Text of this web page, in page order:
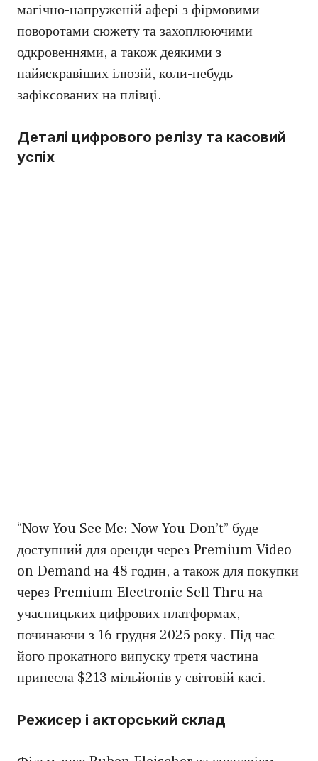
магічно-напруженій афері з фірмовими
поворотами сюжету та захоплюючими
одкровеннями, а також деякими з
найяскравіших ілюзій, коли-небудь
зафіксованих на плівці.
Деталі цифрового релізу та касовий
успіх
“Now You See Me: Now You Don’t” буде
доступний для оренди через Premium Video
on Demand на 48 годин, а також для покупки
через Premium Electronic Sell Thru на
учасницьких цифрових платформах,
починаючи з 16 грудня 2025 року. Під час
його прокатного випуску третя частина
принесла $213 мільйонів у світовій касі.
Режисер і акторський склад